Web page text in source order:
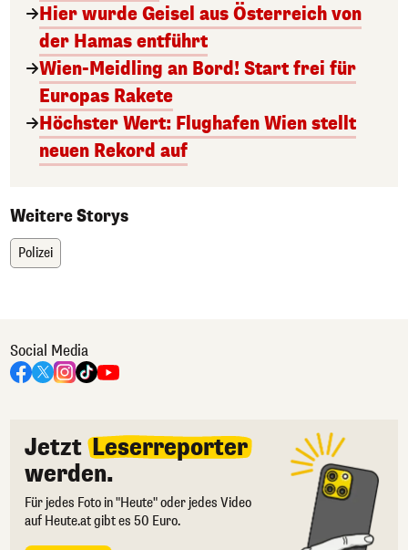
Hier wurde Geisel aus Österreich von
der Hamas entführt
Wien-Meidling an Bord! Start frei für
Europas Rakete
Höchster Wert: Flughafen Wien stellt
neuen Rekord auf
Weitere Storys
Polizei
Social Media
Jetzt Leserreporter
werden.
Für jedes Foto in "Heute" oder jedes Video
auf Heute.at gibt es 50 Euro.